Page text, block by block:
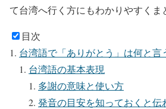
て台湾へ行く方にもわかりやすくま
目次
台湾語で「ありがとう」は何と言
台湾語の基本表現
多謝の意味と使い方
発音の目安を知っておくと伝